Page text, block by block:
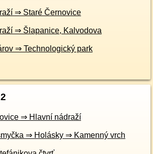
⇒ Staré Černovice
⇒ Šlapanice, Kalvodova
⇒ Technologický park
⇒ Hlavní nádraží
⇒ Holásky ⇒ Kamenný vrch